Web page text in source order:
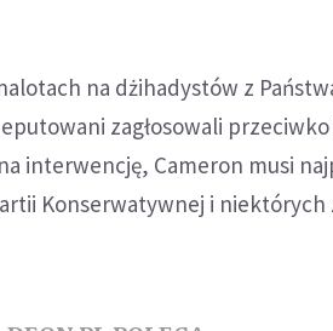
na dżihadystów z
zagłosowali
interwencję, Cameron musi
Konserwatywnej i niektórych